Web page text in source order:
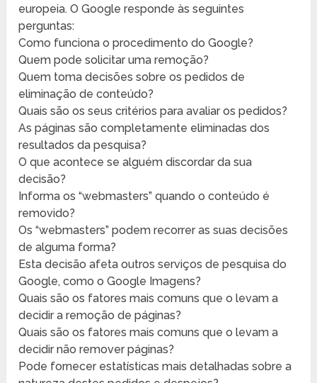
europeia. O Google responde às seguintes
perguntas:
Como funciona o procedimento do Google?
Quem pode solicitar uma remoção?
Quem toma decisões sobre os pedidos de
eliminação de conteúdo?
Quais são os seus critérios para avaliar os pedidos?
As páginas são completamente eliminadas dos
resultados da pesquisa?
O que acontece se alguém discordar da sua
decisão?
Informa os “webmasters” quando o conteúdo é
removido?
Os “webmasters” podem recorrer as suas decisões
de alguma forma?
Esta decisão afeta outros serviços de pesquisa do
Google, como o Google Imagens?
Quais são os fatores mais comuns que o levam a
decidir a remoção de páginas?
Quais são os fatores mais comuns que o levam a
decidir não remover páginas?
Pode fornecer estatísticas mais detalhadas sobre a